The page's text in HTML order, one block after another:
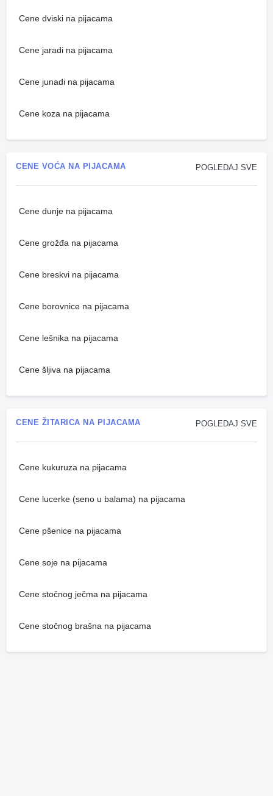
Cene dviski na pijacama
Cene jaradi na pijacama
Cene junadi na pijacama
Cene koza na pijacama
POGLEDAJ SVE
CENE VOĆA NA PIJACAMA
Cene dunje na pijacama
Cene grožđa na pijacama
Cene breskvi na pijacama
Cene borovnice na pijacama
Cene lešnika na pijacama
Cene šljiva na pijacama
POGLEDAJ SVE
CENE ŽITARICA NA PIJACAMA
Cene kukuruza na pijacama
Cene lucerke (seno u balama) na pijacama
Cene pšenice na pijacama
Cene soje na pijacama
Cene stočnog ječma na pijacama
Cene stočnog brašna na pijacama